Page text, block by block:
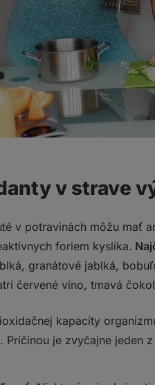
v strave
v potravinách môžu mať
foriem kyslíka.
granátové jablká,
červené víno, tmavá
kapacity
. Príčinou je zvyčajne jeden